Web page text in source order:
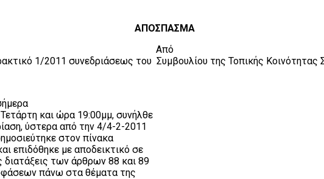
ΑΠΟΣΠΑΣΜΑ
Από
1/2011 συνεδριάσεως του Συμβουλίου της Τοπικής Κοινότητας
και ώρα 19:00μμ, συνήλθε
ύστερα από την 4/4-2-2011
στον πίνακα
επιδόθηκε με αποδεικτικό σε
των άρθρων 88 και 89
πάνω στα θέματα της